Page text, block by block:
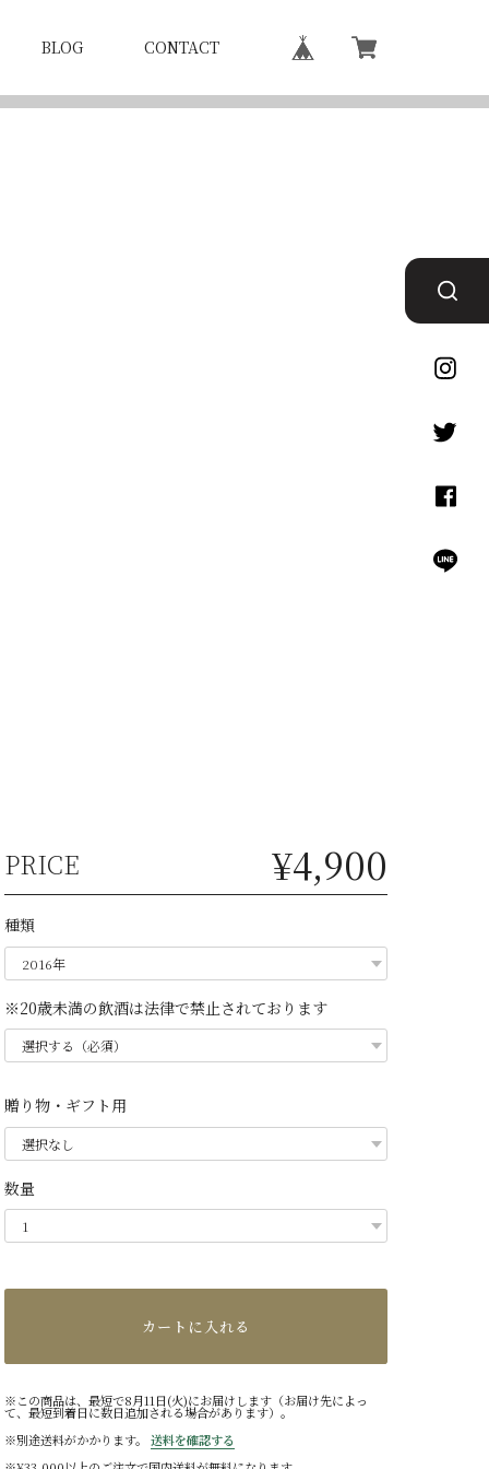
BLOG CONTACT
PRICE ¥4,900
種類
※20歳未満の飲酒は法律で禁止されております
贈り物・ギフト用
数量
カートに入れる
※この商品は、最短で8月11日(火)にお届けします（お届け先によっ
て、最短到着日に数日追加される場合があります）。
※別途送料がかかります。
送料を確認する